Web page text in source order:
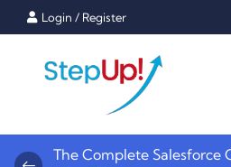
Login / Register
The Complete Salesforce